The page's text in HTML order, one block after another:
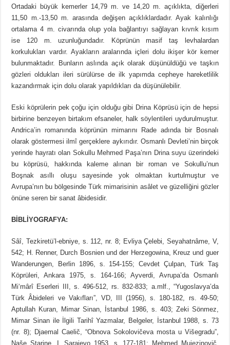
Ortadaki büyük kemerler 14,79 m. ve 14,20 m. açıklıkta, diğerleri
11,50 m.-13,50 m. arasında değişen açıklıklardadır. Ayak kalınlığı
ortalama 4 m. civarında olup yola bağlantıyı sağlayan kıvrık kısım
ise 120 m. uzunluğundadır. Köprünün masif taş levhalardan
korkulukları vardır. Ayakların aralarında içleri dolu ikişer kör kemer
bulunmaktadır. Bunların aslında açık olarak düşünüldüğü ve taşkın
gözleri oldukları ileri sürülürse de ilk yapımda cepheye hareketlilik
kazandırmak için dolu olarak yapıldıkları da düşünülebilir.
Eski köprülerin pek çoğu için olduğu gibi Drina Köprüsü için de hepsi
birbirine benzeyen birtakım efsaneler, halk söylentileri uydurulmuştur.
Andrica’in romanında köprünün mimarını Rade adında bir Bosnalı
olarak göstermesi ilmî gerçeklere aykırıdır. Osmanlı Devleti’nin birçok
yerinde hayratı olan Sokullu Mehmed Paşa’nın Drina suyu üzerindeki
bu köprüsü, hakkında kaleme alınan bir roman ve Sokullu’nun
Boşnak asıllı oluşu sayesinde yok olmaktan kurtulmuştur ve
Avrupa’nın bu bölgesinde Türk mimarisinin asâlet ve güzelliğini gözler
önüne seren bir sanat âbidesidir.
BİBLİYOGRAFYA:
Sâî, Tezkiretü’l-ebniye, s. 112, nr. 8; Evliya Çelebi, Seyahatnâme, V,
542; H. Renner, Durch Bosnien und der Herzegowina, Kreuz und guer
Wanderungen, Berlin 1896, s. 154-155; Cevdet Çulpan, Türk Taş
Köprüleri, Ankara 1975, s. 164-166; Ayverdi, Avrupa’da Osmanlı
Mi‘mârî Eserleri III, s. 496-512, rs. 832-833; a.mlf., “Yugoslavya’da
Türk Âbideleri ve Vakıfları”, VD, III (1956), s. 180-182, rs. 49-50;
Aptullah Kuran, Mimar Sinan, İstanbul 1986, s. 403; Zeki Sönmez,
Mimar Sinan ile İlgili Tarihî Yazmalar, Belgeler, İstanbul 1988, s. 73
(nr. 8); Djaemal Caelič, “Obnova Sokolovičeva mosta u Višegradu”,
Naše Starine, I, Sarajevo 1953, s. 177-181; Mehmed Mujezinovič,